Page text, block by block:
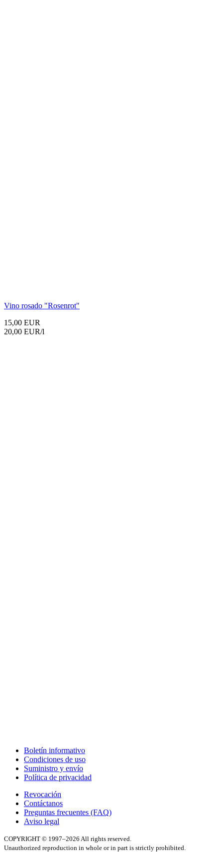
Vino rosado "Rosenrot"
15,00 EUR
20,00 EUR/l
Boletín informativo
Condiciones de uso
Suministro y envío
Política de privacidad
Revocación
Contáctanos
Preguntas frecuentes (FAQ)
Aviso legal
COPYRIGHT © 1997–2026 All rights reserved.
Unauthorized reproduction in whole or in part is strictly prohibited.